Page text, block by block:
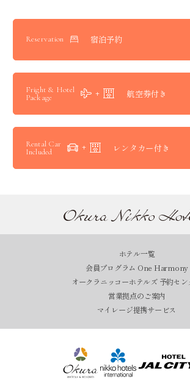
Reservation 宿泊予約
Fright & Hotel
Package
航空券付き
Rental Car
Included
レンタカー付き
ホテル一覧
会員プログラム One Harmony
オークラニッコーホテルズ 予約セン
営業拠点のご案内
マイレージ提携サービス